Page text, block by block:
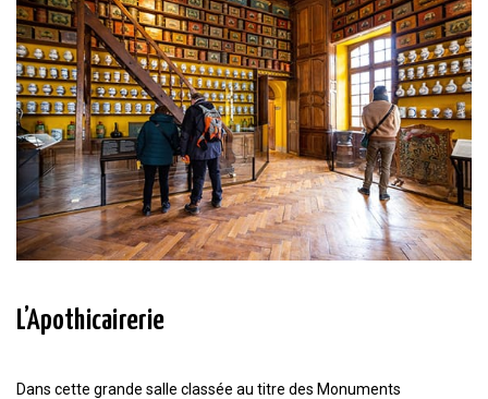
L’Apothicairerie
Dans cette grande salle classée au titre des Monuments